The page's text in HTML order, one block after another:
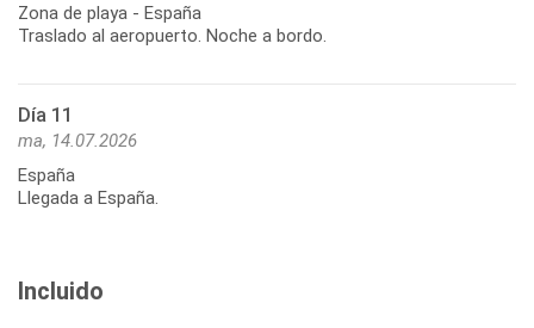
Zona de playa - España
Traslado al aeropuerto. Noche a bordo.
Día 11
ma, 14.07.2026
España
Llegada a España.
Incluido